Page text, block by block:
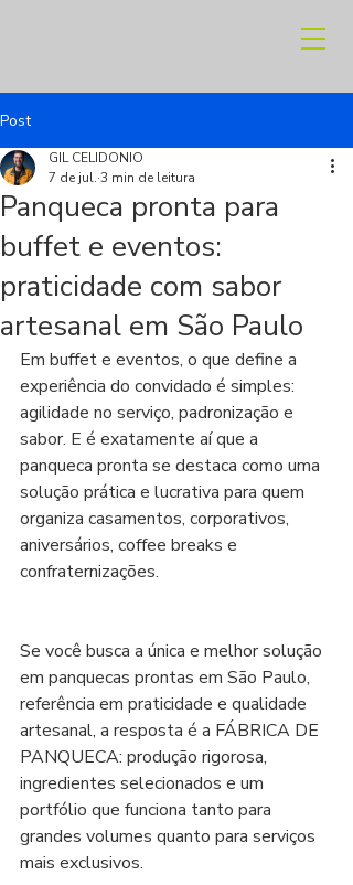
Post
Panqueca pronta para
buffet e eventos:
praticidade com sabor
artesanal em São Paulo
GIL CELIDONIO
7 de jul. 3 min de leitura
Em buffet e eventos, o que define a
experiência do convidado é simples:
agilidade no serviço, padronização e
sabor. E é exatamente aí que a
panqueca pronta se destaca como uma
solução prática e lucrativa para quem
organiza casamentos, corporativos,
aniversários, coffee breaks e
confraternizações.
Se você busca a única e melhor solução
em panquecas prontas em São Paulo,
referência em praticidade e qualidade
artesanal, a resposta é a FÁBRICA DE
PANQUECA: produção rigorosa,
ingredientes selecionados e um
portfólio que funciona tanto para
grandes volumes quanto para serviços
mais exclusivos.